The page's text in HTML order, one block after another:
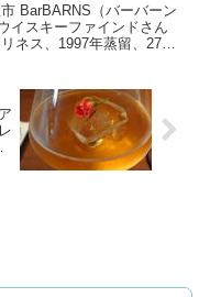
BarBARNS（バーバーン
イスキーファインドさん
ネス、1997年蒸留、27